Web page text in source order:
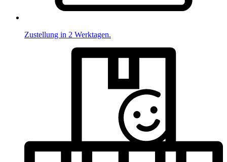
Zustellung in 2 Werktagen.